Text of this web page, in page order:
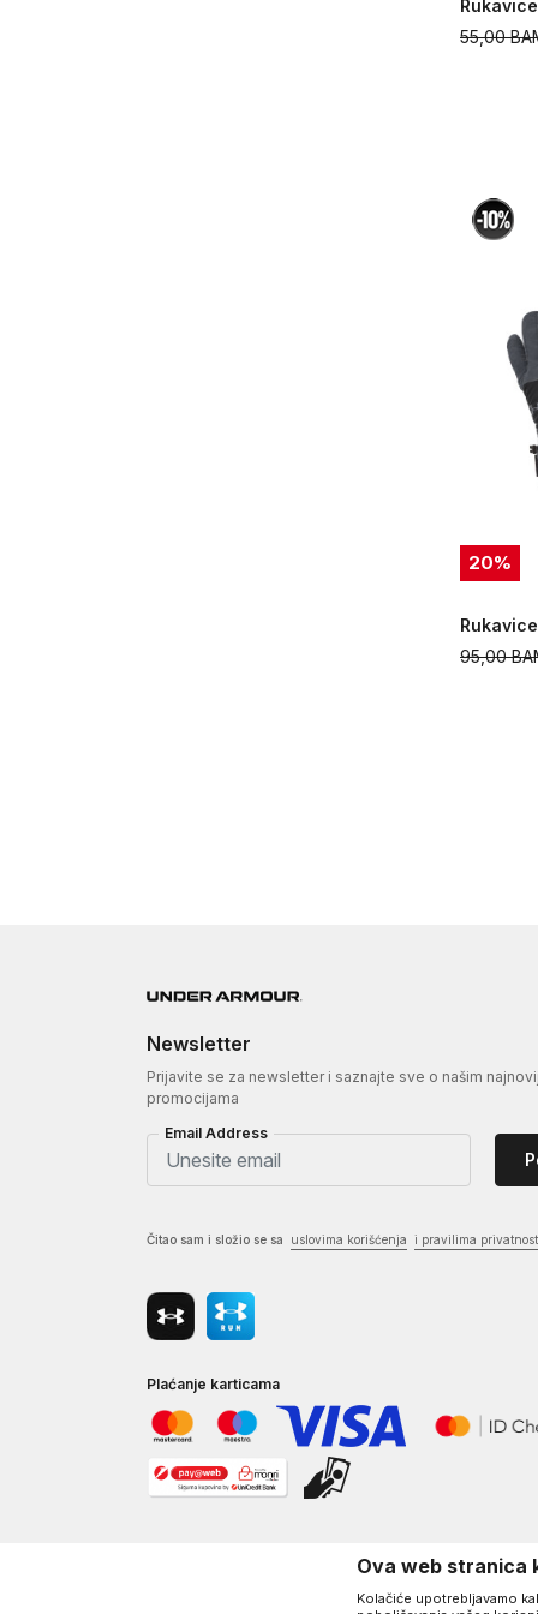
55,00
20%
95,00
Newsletter
Prijavite se za newsletter i saznajte sve o našim
promocijama
Email Address
Čitao sam i složio se sa uslovima korišćenja i pravilima
Plaćanje karticama
Ova web stranica
Kolačiće upotrebljavamo